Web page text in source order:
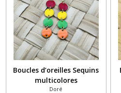
Boucles d’oreilles Sequins
multicolores
Doré